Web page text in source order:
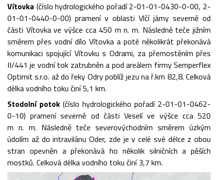
Vítovka (číslo hydrologického pořadí 2-01-01-0430-0-00, 2-
01-01-0440-0-00) pramení v oblasti Vlčí jámy severně od
části Vítovka ve výšce cca 450 m n. m. Následně teče jižním
směrem přes vodní dílo Vítovka a poté několikrát překonává
komunikaci spojující Vítovku s Odrami, za přemostěním přes
II/441 je vodní tok zatrubněn a pod areálem firmy Semperflex
Optimit s.r.o. až do řeky Odry poblíž jezu na ř.km 82,8. Celková
délka vodního toku činí 5,1 km.
Stodolní potok (číslo hydrologického pořadí 2-01-01-0462-
0-10) pramení severně od části Veselí ve výšce cca 520
m n. m. Následně teče severovýchodním směrem úzkým
údolím až do intravilánu Oder, zde je v celé své délce z obou
stran opevněn a překonává ho několik silničních a pěších
mostků. Celková délka vodního toku činí 3,7 km.